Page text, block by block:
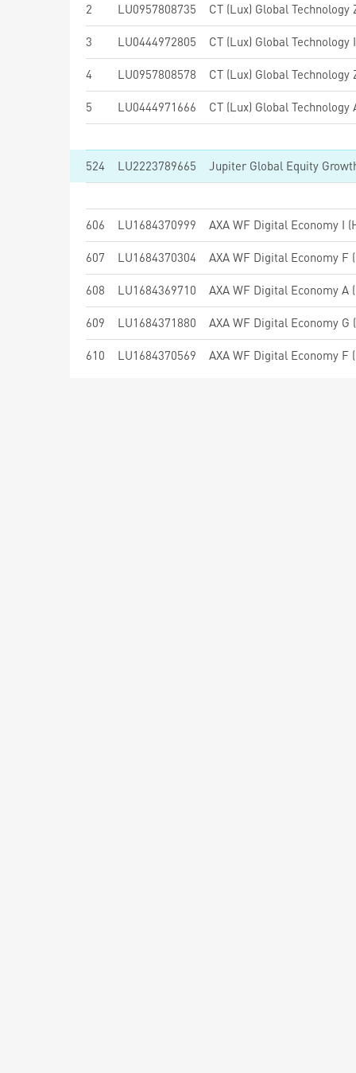
2 LU0957808735 CT (Lux) Global Technology
3 LU0444972805 CT (Lux) Global Technology
4 LU0957808578 CT (Lux) Global Technology
5 LU0444971666 CT (Lux) Global Technology
524 LU2223789665
606 LU1684370999 AXA WF Digital Economy I
607 LU1684370304 AXA WF Digital Economy F
608 LU1684369710 AXA WF Digital Economy A
609 LU1684371880 AXA WF Digital Economy
610 LU1684370569 AXA WF Digital Economy F